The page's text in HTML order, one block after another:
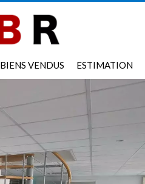
BIENS VENDUS ESTIMATION